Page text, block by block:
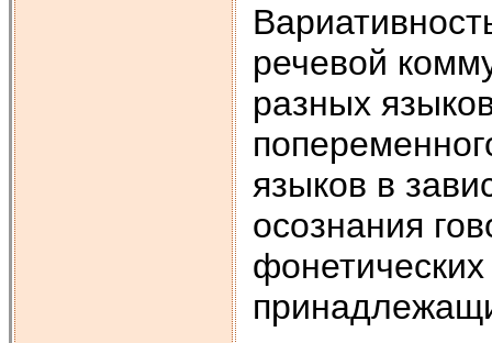
речевой
разных
языков в
осознания